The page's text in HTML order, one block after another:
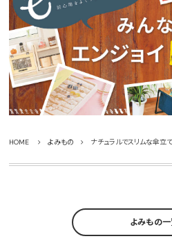
HOME よみもの ナチュラルでスリムな傘立
よみもの